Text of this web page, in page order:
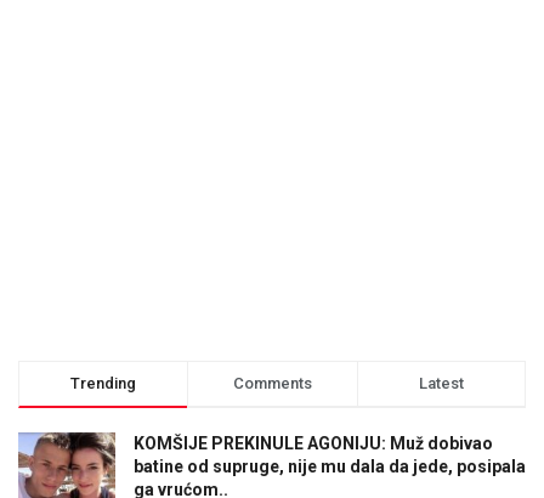
Trending Comments Latest
KOMŠIJE PREKINULE AGONIJU: Muž dobivao
batine od supruge, nije mu dala da jede, posipala
ga vrućom..